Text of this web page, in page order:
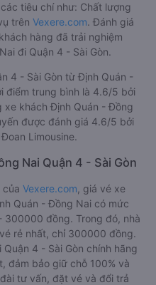
tiêu chí như: Chất lượng
trên Vexere.com. Đánh giá
hàng đã trải nghiệm
đi Quận 4 - Sài Gòn.
4 - Sài Gòn từ Định Quán -
điểm trung bình là 4.6/5 bởi
xe khách Định Quán - Đồng
được đánh giá 4.6/5 bởi
Limousine.
Nai Quận 4 - Sài Gòn
của Vexere.com , giá vé xe
Quán - Đồng Nai có mức
đồng. Trong đó, nhà
rẻ nhất, chỉ 300000 đồng.
4 - Sài Gòn chính hãng
đảm bảo giữ chỗ 100% và
tư vấn, đặt vé và đổi trả